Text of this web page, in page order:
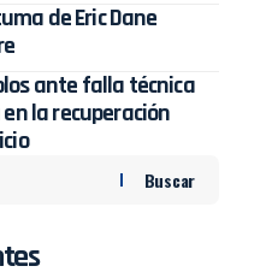
de Eric Dane
ante falla técnica
la recuperación
Buscar